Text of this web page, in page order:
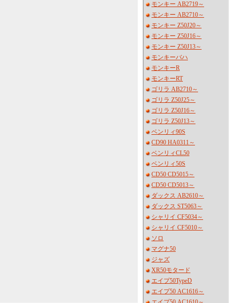
モンキー AB2719～
モンキー AB2710～
モンキー Z50J20～
モンキー Z50J16～
モンキー Z50J13～
モンキーバハ
モンキーR
モンキーRT
ゴリラ AB2710～
ゴリラ Z50J25～
ゴリラ Z50J16～
ゴリラ Z50J13～
ベンリィ90S
CD90 HA0311～
ベンリィCL50
ベンリィ50S
CD50 CD5015～
CD50 CD5013～
ダックス AB2610～
ダックス ST5063～
シャリイ CF5034～
シャリイ CF5010～
ソロ
マグナ50
ジャズ
XR50モタード
エイプ50TypeD
エイプ50 AC1616～